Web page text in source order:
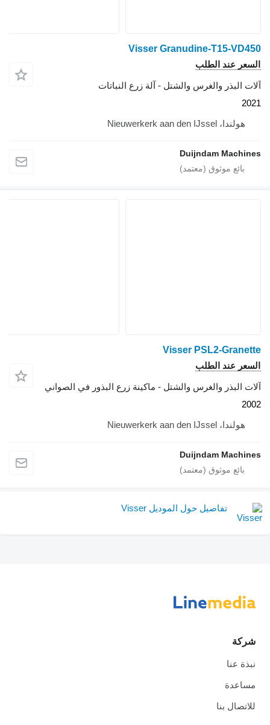
Visser Granudine-T15-VD450
السعر عند الطلب
آلات البذر والغرس والشتل - آلة زرع النباتات
2021
هولندا، Nieuwerkerk aan den IJssel
Duijndam Machines
Visser PSL2-Granette
السعر عند الطلب
آلات البذر والغرس والشتل - ماكينة زرع البذور في الصواني
2002
هولندا، Nieuwerkerk aan den IJssel
Duijndam Machines
تفاصيل حول الموديل Visser
شركة
نبذة عنا
مساعدة
للاتصال بنا